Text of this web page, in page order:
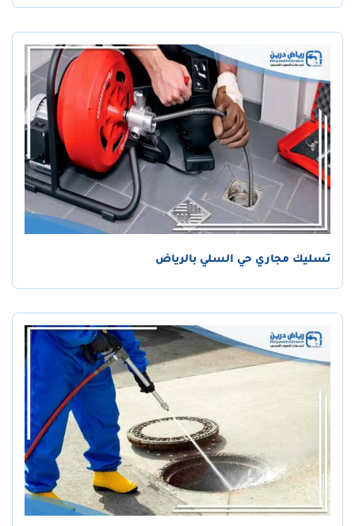
تسليك مجاري حي السلي بالرياض